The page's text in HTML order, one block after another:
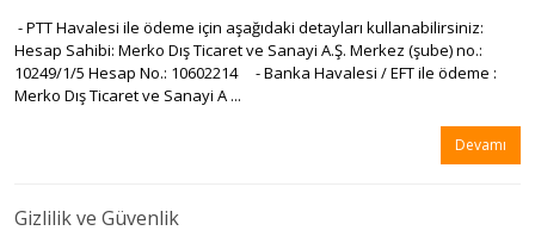
- PTT Havalesi ile ödeme için aşağıdaki detayları kullanabilirsiniz:
Hesap Sahibi: Merko Dış Ticaret ve Sanayi A.Ş. Merkez (şube) no.:
10249/1/5 Hesap No.: 10602214 - Banka Havalesi / EFT ile ödeme :
Merko Dış Ticaret ve Sanayi A ...
Devamı
Gizlilik ve Güvenlik